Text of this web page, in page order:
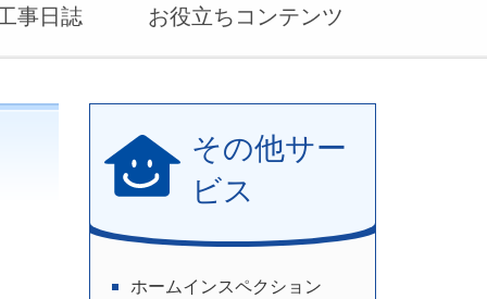
事日誌 お役立ちコンテンツ
その他サー
ビス
ホームインスペクション